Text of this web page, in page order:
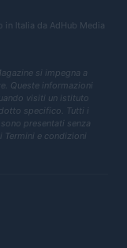
in Italia da AdHub Media
si impegna a
Queste informazioni
visiti un istituto
specifico. Tutti i
presentati senza
Termini e condizioni